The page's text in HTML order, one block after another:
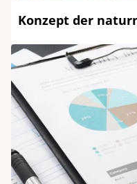
Konzept der